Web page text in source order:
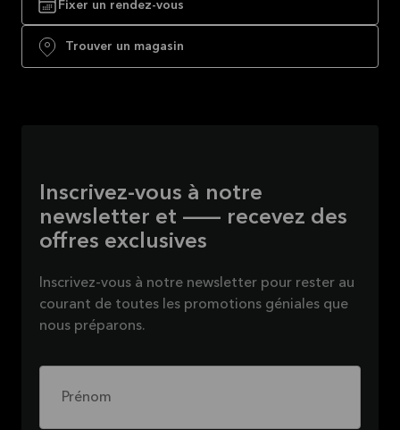
Fixer un rendez-vous
Trouver un magasin
Inscrivez-vous à notre
newsletter et — recevez des
offres exclusives
Inscrivez-vous à notre newsletter pour rester au
courant de toutes les promotions géniales que
nous préparons.
Prénom